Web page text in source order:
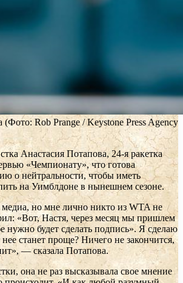
(Фото: Rob Prange / Keystone Press Agency
Анастасия Потапова, 24-я ракетка
«Чемпионату», что готова
о нейтральности, чтобы иметь
на Уимблдоне в нынешнем сезоне.
медиа, но мне лично никто из WTA не
«Вот, Настя, через месяц мы пришлем
нужно будет сделать подпись». Я сделаю
станет проще? Ничего не закончится,
— сказала Потапова.
она не раз высказывала свое мнение